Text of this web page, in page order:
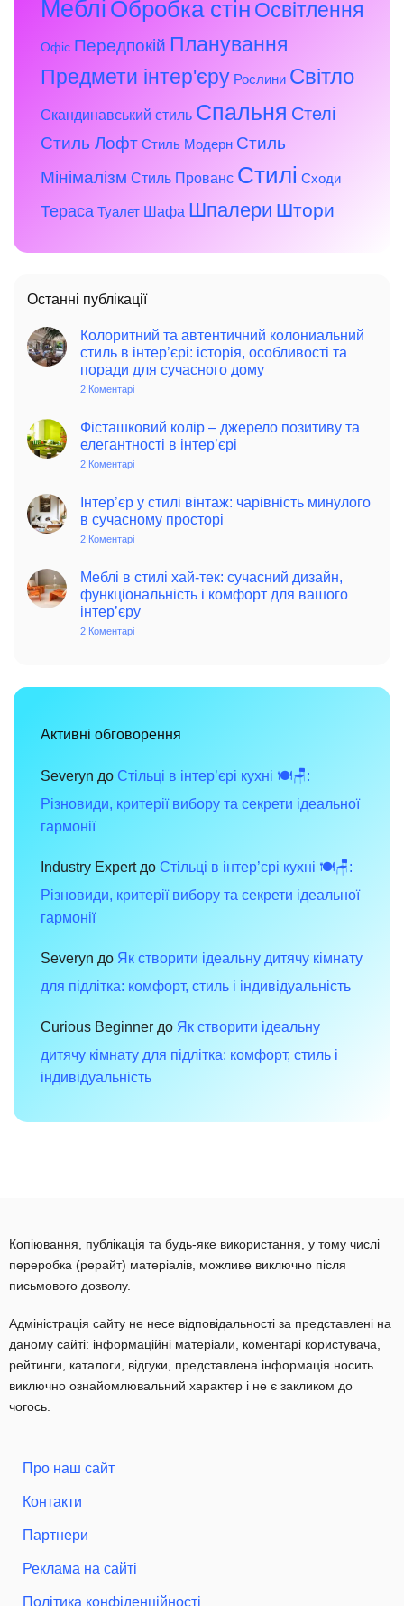
Меблі Обробка стін Освітлення
Офіс Передпокій Планування
Предмети інтер'єру Рослини Світло
Скандинавський стиль Спальня Стелі
Стиль Лофт Стиль Модерн Стиль
Мінімалізм Стиль Прованс Стилі Сходи
Тераса Туалет Шафа Шпалери Штори
Останні публікації
Колоритний та автентичний колониальний
стиль в інтер’єрі: історія, особливості та
поради для сучасного дому
2 Коментарі
автентичний
колониальний
стиль
особливості
та
поради
Фісташковий колір – джерело позитиву та
елегантності в інтер’єрі
2 Коментарі
–
джерело
позитиву
інтер’єрі
Інтер’єр у стилі вінтаж: чарівність минулого
в сучасному просторі
2 Коментарі
стилі
чарівність
минулого
в
Меблі в стилі хай-тек: сучасний дизайн,
функціональність і комфорт для вашого
інтер’єру
2 Коментарі
тек:
і
вашого
інтер’єру
Активні обговорення
Severyn до Стільці в інтер’єрі кухні 🍽️🪑:
Різновиди, критерії вибору та секрети ідеальної
гармонії
Industry Expertдо Стільці в інтер’єрі кухні 🍽️🪑:
Різновиди, критерії вибору та секрети ідеальної
гармонії
Severyn до Як створити ідеальну дитячу кімнату
для підлітка: комфорт, стиль і індивідуальність
Curious Beginner до Як створити ідеальну
дитячу кімнату для підлітка: комфорт, стиль і
індивідуальність
Копіювання, публікація та будь-яке використання, у тому числі
переробка (рерайт) матеріалів, можливе виключно після
письмового дозволу.
Адміністрація сайту не несе відповідальності за представлені на
даному сайті: інформаційні матеріали, коментарі користувача,
рейтинги, каталоги, відгуки, представлена інформація носить
виключно ознайомлювальний характер і не є закликом до
чогось.
Про наш сайт
Контакти
Партнери
Реклама на сайті
Політика конфіденційності